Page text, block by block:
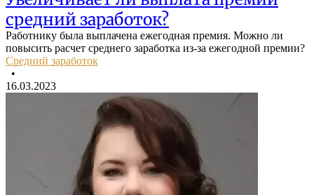
средний заработок?
Работнику была выплачена ежегодная премия. Можно ли
повысить расчет среднего заработка из-за ежегодной премии?
Средний заработок
•
16.03.2023